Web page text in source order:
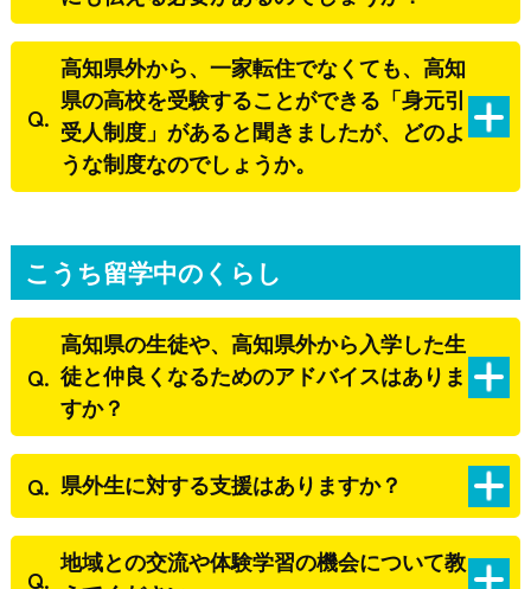
高知県外から、一家転住でなくても、高知
県の高校を受験することができる「身元引
受人制度」があると聞きましたが、どのよ
うな制度なのでしょうか。
こうち留学中のくらし
高知県の生徒や、高知県外から入学した生
徒と仲良くなるためのアドバイスはありま
すか？
県外生に対する支援はありますか？
地域との交流や体験学習の機会について教